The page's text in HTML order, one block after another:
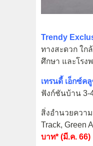
Trendy
ทางสะดวก ใก
ศึกษา และโรง
เทรนดี้ เอ็กซ์ค
ฟังก์ชันบ้าน 3-
สิ่งอำนวยควา
Track, Green
บาท* (มี.ค. 66)